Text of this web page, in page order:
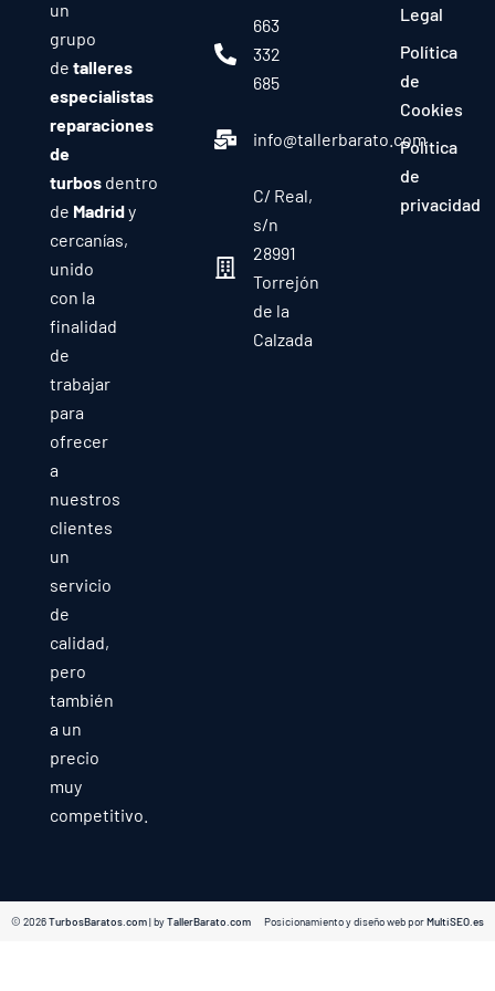
un
grupo
de talleres
especialistas
reparaciones
de
turbosdentro
de Madridy
cercanías,
unido
con la
finalidad
de
trabajar
para
ofrecer
a
nuestros
clientes
un
servicio
de
calidad,
pero
también
a un
precio
muy
competitivo.
663
332
685
info@tallerbarato.com
C/ Real,
s/n
28991
Torrejón
de la
Calzada
Legal
Política
de
Cookies
Política
de
privacidad
© 2026TurbosBaratos.com| byTallerBarato.com Posicionamiento y diseño web porMultiSEO.es